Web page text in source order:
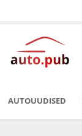
AUTOUUDISED